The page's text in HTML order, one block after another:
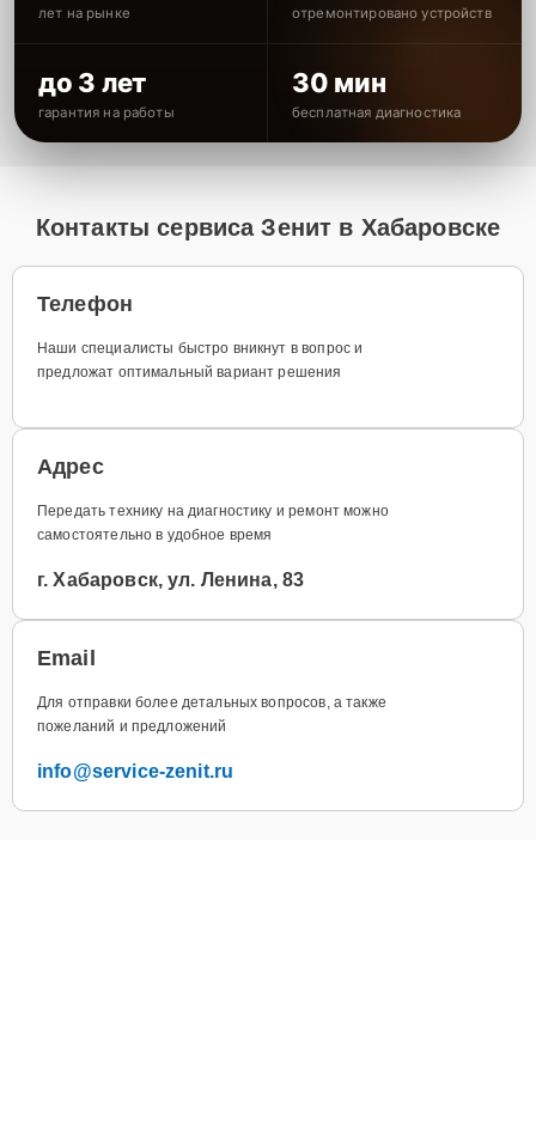
лет на рынке отремонтировано устройств
до 3 лет
гарантия на работы
30 мин
бесплатная диагностика
Контакты сервиса Зенит в Хабаровске
Телефон
Наши специалисты быстро вникнут в вопрос и
предложат оптимальный вариант решения
Адрес
Передать технику на диагностику и ремонт можно
самостоятельно в удобное время
г. Хабаровск, ул. Ленина, 83
Email
Для отправки более детальных вопросов, а также
пожеланий и предложений
info@service-zenit.ru